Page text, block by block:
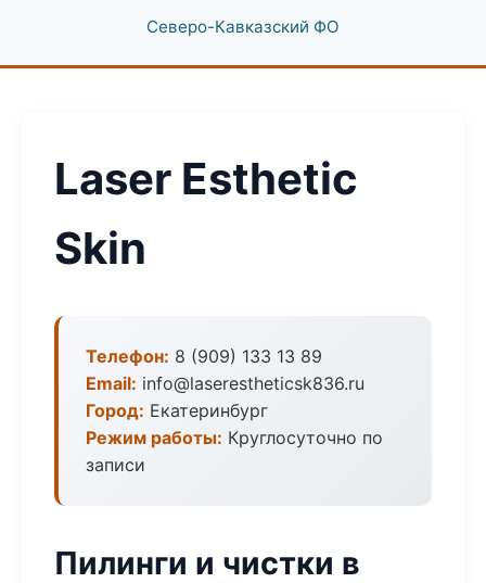
Северо-Кавказский ФО
Laser Esthetic
Skin
Телефон: 8 (909) 133 13 89
Email: info@laserestheticsk836.ru
Город: Екатеринбург
Режим работы: Круглосуточно по
записи
Пилинги и чистки в